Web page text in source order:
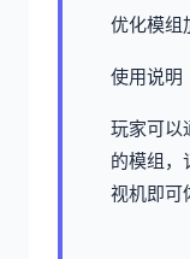
优化模组
使用说明
玩家可以
的模组，
视机即可